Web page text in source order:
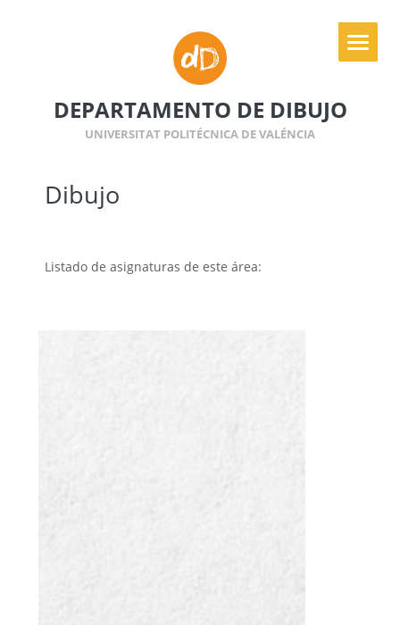
DEPARTAMENTO DE DIBUJO
UNIVERSITAT POLITÉCNICA DE VALÉNCIA
Dibujo
Listado de asignaturas de este área: